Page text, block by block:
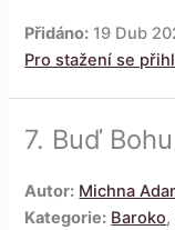
Přidáno: 19 Dub
Pro stažení se
7. Buď
Autor: Michna
Kategorie: Baroko,